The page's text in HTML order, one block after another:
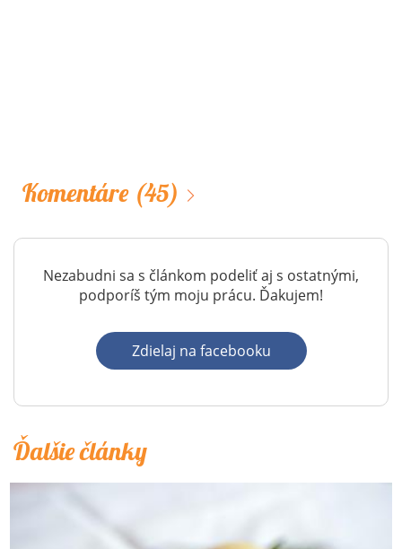
Komentáre(45)
Nezabudni sa s článkom podeliť aj s ostatnými,
podporíš tým moju prácu. Ďakujem!
Zdielaj na facebooku
Ďalšie články